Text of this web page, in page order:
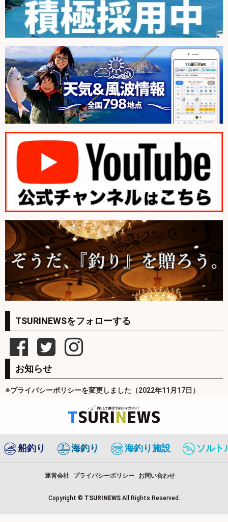
TSURINEWSをフォローする
お知らせ
※プライバシーポリシーを変更しました（2022年11月17日）
船釣り 海釣り 海釣り施設 ソルト
運営会社 プライバシーポリシー お問い合わせ
Copyright © TSURINEWS All Rights Reserved.